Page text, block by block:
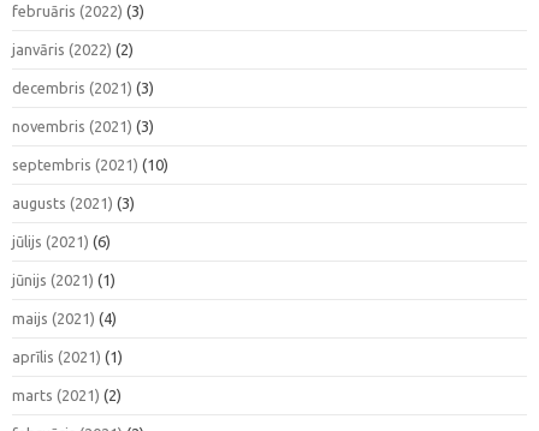
februāris (2022) (3)
janvāris (2022) (2)
decembris (2021) (3)
novembris (2021) (3)
septembris (2021) (10)
augusts (2021) (3)
jūlijs (2021) (6)
jūnijs (2021) (1)
maijs (2021) (4)
aprīlis (2021) (1)
marts (2021) (2)